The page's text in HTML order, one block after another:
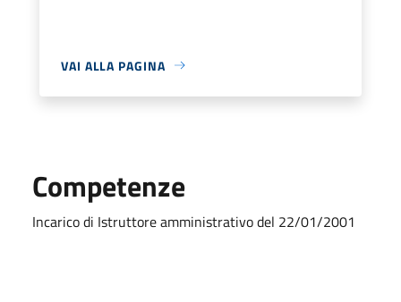
VAI ALLA PAGINA
Competenze
Incarico di Istruttore amministrativo del 22/01/2001